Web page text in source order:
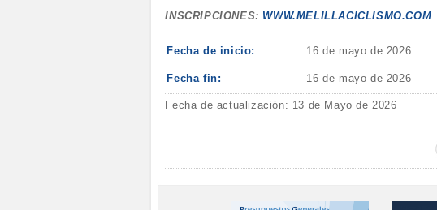
INSCRIPCIONES: WWW.MELILLACICLISMO.COM
Fecha de inicio: 16 de mayo de 2026
Fecha fin: 16 de mayo de 2026
Fecha de actualización: 13 de Mayo de 2026